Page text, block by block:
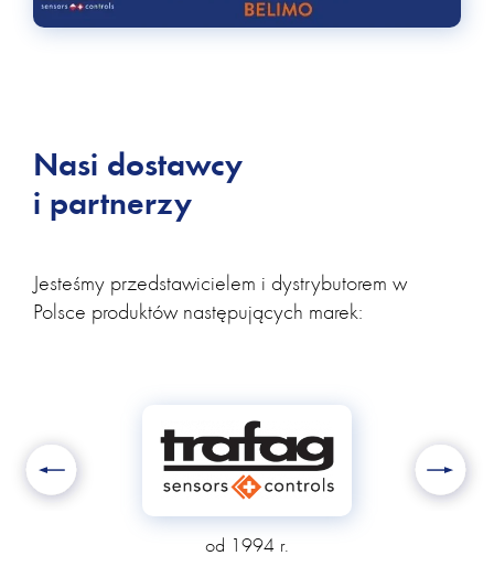
Nasi dostawcy
i partnerzy
Jesteśmy przedstawicielem i dystrybutorem w
Polsce produktów następujących marek:
od 1994 r.